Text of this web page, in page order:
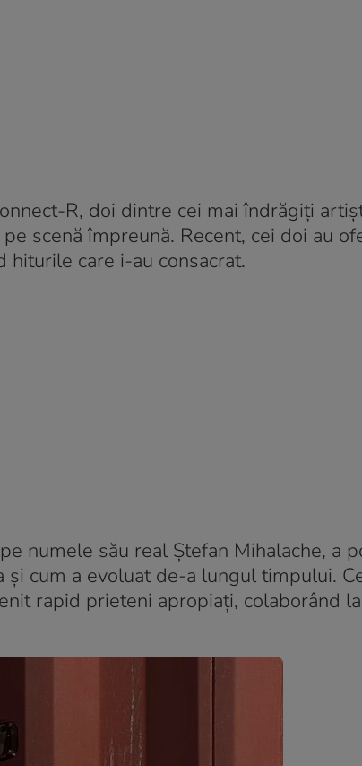
R, doi dintre cei mai îndrăgiți
scenă împreună. Recent, cei doi au
care i-au consacrat.
numele său real Ștefan Mihalache, a
cum a evoluat de-a lungul timpului.
rapid prieteni apropiați, colaborând